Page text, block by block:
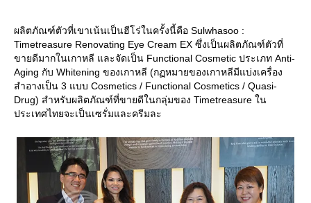
ผลิตภัณฑ์ตัวที่เขาเน้นเป็นฮีโร่ในครั้งนี้คือ Sulwhasoo :
Timetreasure Renovating Eye Cream EX ซึ่งเป็นผลิตภัณฑ์ตัวที่
ขายดีมากในเกาหลี และจัดเป็น Functional Cosmetic ประเภท Anti-
Aging กับ Whitening ของเกาหลี (กฏหมายของเกาหลีมีแบ่งเครื่อง
สำอางเป็น 3 แบบ Cosmetics / Functional Cosmetics / Quasi-
Drug) สำหรับผลิตภัณฑ์ที่ขายดีในกลุ่มของ Timetreasure ใน
ประเทศไทยจะเป็นเซรั่มและครีมละ